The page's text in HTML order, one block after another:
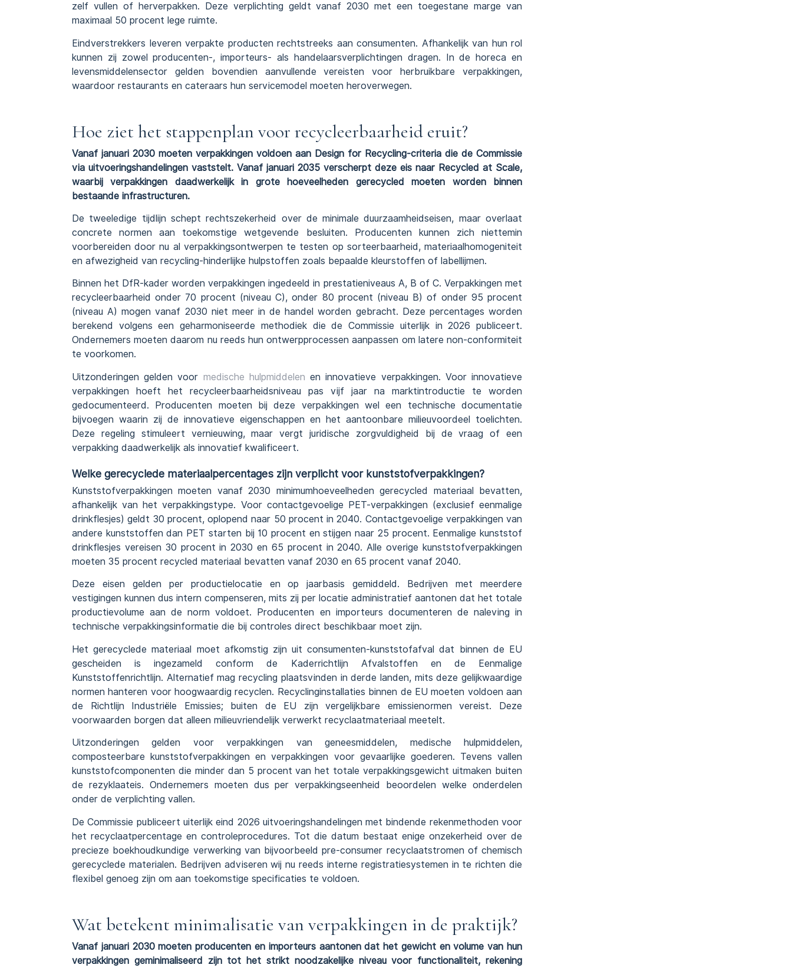
zelf vullen of herverpakken. Deze verplichting geldt vanaf 2030 met een toegestane marge van
maximaal 50 procent lege ruimte.
Eindverstrekkers leveren verpakte producten rechtstreeks aan consumenten. Afhankelijk van hun rol
kunnen zij zowel producenten-, importeurs- als handelaarsverplichtingen dragen. In de horeca en
levensmiddelensector gelden bovendien aanvullende vereisten voor herbruikbare verpakkingen,
waardoor restaurants en cateraars hun servicemodel moeten heroverwegen.
Hoe ziet het stappenplan voor recycleerbaarheid eruit?
Vanaf januari 2030 moeten verpakkingen voldoen aan Design for Recycling-criteria die de Commissie
via uitvoeringshandelingen vaststelt. Vanaf januari 2035 verscherpt deze eis naar Recycled at Scale,
waarbij verpakkingen daadwerkelijk in grote hoeveelheden gerecycled moeten worden binnen
bestaande infrastructuren.
De tweeledige tijdlijn schept rechtszekerheid over de minimale duurzaamheidseisen, maar overlaat
concrete normen aan toekomstige wetgevende besluiten. Producenten kunnen zich niettemin
voorbereiden door nu al verpakkingsontwerpen te testen op sorteerbaarheid, materiaalhomogeniteit
en afwezigheid van recycling-hinderlijke hulpstoffen zoals bepaalde kleurstoffen of labellijmen.
Binnen het DfR-kader worden verpakkingen ingedeeld in prestatieniveaus A, B of C. Verpakkingen met
recycleerbaarheid onder 70 procent (niveau C), onder 80 procent (niveau B) of onder 95 procent
(niveau A) mogen vanaf 2030 niet meer in de handel worden gebracht. Deze percentages worden
berekend volgens een geharmoniseerde methodiek die de Commissie uiterlijk in 2026 publiceert.
Ondernemers moeten daarom nu reeds hun ontwerpprocessen aanpassen om latere non-conformiteit
te voorkomen.
Uitzonderingen gelden voor medische hulpmiddelen en innovatieve verpakkingen. Voor innovatieve
verpakkingen hoeft het recycleerbaarheidsniveau pas vijf jaar na marktintroductie te worden
gedocumenteerd. Producenten moeten bij deze verpakkingen wel een technische documentatie
bijvoegen waarin zij de innovatieve eigenschappen en het aantoonbare milieuvoordeel toelichten.
Deze regeling stimuleert vernieuwing, maar vergt juridische zorgvuldigheid bij de vraag of een
verpakking daadwerkelijk als innovatief kwalificeert.
Welke gerecyclede materiaalpercentages zijn verplicht voor kunststofverpakkingen?
Kunststofverpakkingen moeten vanaf 2030 minimumhoeveelheden gerecycled materiaal bevatten,
afhankelijk van het verpakkingstype. Voor contactgevoelige PET-verpakkingen (exclusief eenmalige
drinkflesjes) geldt 30 procent, oplopend naar 50 procent in 2040. Contactgevoelige verpakkingen van
andere kunststoffen dan PET starten bij 10 procent en stijgen naar 25 procent. Eenmalige kunststof
drinkflesjes vereisen 30 procent in 2030 en 65 procent in 2040. Alle overige kunststofverpakkingen
moeten 35 procent recycled materiaal bevatten vanaf 2030 en 65 procent vanaf 2040.
Deze eisen gelden per productielocatie en op jaarbasis gemiddeld. Bedrijven met meerdere
vestigingen kunnen dus intern compenseren, mits zij per locatie administratief aantonen dat het totale
productievolume aan de norm voldoet. Producenten en importeurs documenteren de naleving in
technische verpakkingsinformatie die bij controles direct beschikbaar moet zijn.
Het gerecyclede materiaal moet afkomstig zijn uit consumenten-kunststofafval dat binnen de EU
gescheiden is ingezameld conform de Kaderrichtlijn Afvalstoffen en de Eenmalige
Kunststoffenrichtlijn. Alternatief mag recycling plaatsvinden in derde landen, mits deze gelijkwaardige
normen hanteren voor hoogwaardig recyclen. Recyclinginstallaties binnen de EU moeten voldoen aan
de Richtlijn Industriële Emissies; buiten de EU zijn vergelijkbare emissienormen vereist. Deze
voorwaarden borgen dat alleen milieuvriendelijk verwerkt recyclaatmateriaal meetelt.
Uitzonderingen gelden voor verpakkingen van geneesmiddelen, medische hulpmiddelen,
composteerbare kunststofverpakkingen en verpakkingen voor gevaarlijke goederen. Tevens vallen
kunststofcomponenten die minder dan 5 procent van het totale verpakkingsgewicht uitmaken buiten
de rezyklaateis. Ondernemers moeten dus per verpakkingseenheid beoordelen welke onderdelen
onder de verplichting vallen.
De Commissie publiceert uiterlijk eind 2026 uitvoeringshandelingen met bindende rekenmethoden voor
het recyclaatpercentage en controleprocedures. Tot die datum bestaat enige onzekerheid over de
precieze boekhoudkundige verwerking van bijvoorbeeld pre-consumer recyclaatstromen of chemisch
gerecyclede materialen. Bedrijven adviseren wij nu reeds interne registratiesystemen in te richten die
flexibel genoeg zijn om aan toekomstige specificaties te voldoen.
Wat betekent minimalisatie van verpakkingen in de praktijk?
Vanaf januari 2030 moeten producenten en importeurs aantonen dat het gewicht en volume van hun
verpakkingen geminimaliseerd zijn tot het strikt noodzakelijke niveau voor functionaliteit, rekening